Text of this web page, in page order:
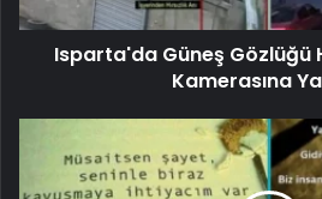
Isparta'da Güneş Gözlüğü
Kamerasına